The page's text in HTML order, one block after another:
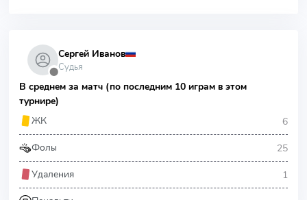
⬤
Сергей Иванов
Судья
В среднем за матч (по последним 10 играм в этом
турнире)
ЖК
6
Фолы 25
Удаления 1